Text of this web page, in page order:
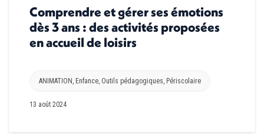
Comprendre et gérer ses émotions
dès 3 ans : des activités proposées
en accueil de loisirs
ANIMATION , Enfance, Outils pédagogiques, Périscolaire
13 août 2024